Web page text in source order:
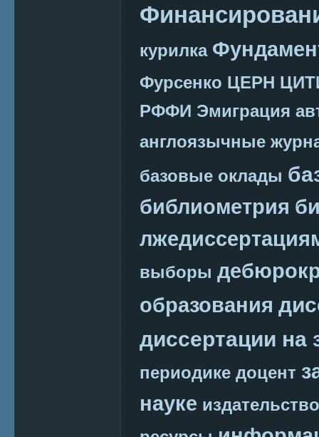
курилка
Фурсенко ЦЕРН
РФФИ Эмиграция
англоязычные
базовые оклады
библиометрия
выборы
образования
диссертации на
периодике доцент
науке издательство